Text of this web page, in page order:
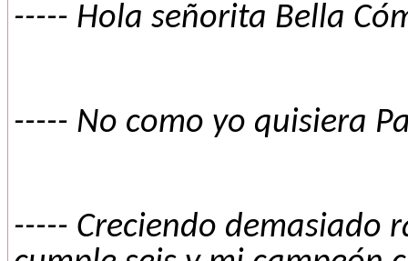
----- Hola señorita Bella
----- No como yo quisiera
----- Creciendo demasiado